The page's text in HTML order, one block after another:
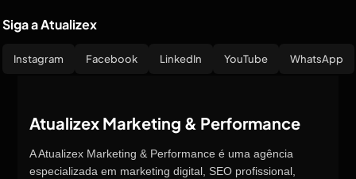
Siga a Atualizex
Instagram Facebook LinkedIn YouTube WhatsApp
Atualizex Marketing & Performance
A Atualizex Marketing & Performance é uma agência
especializada em marketing digital, SEO profissional,